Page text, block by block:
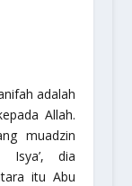
adalah
Allah.
muadzin
Isya’, dia
itu Abu